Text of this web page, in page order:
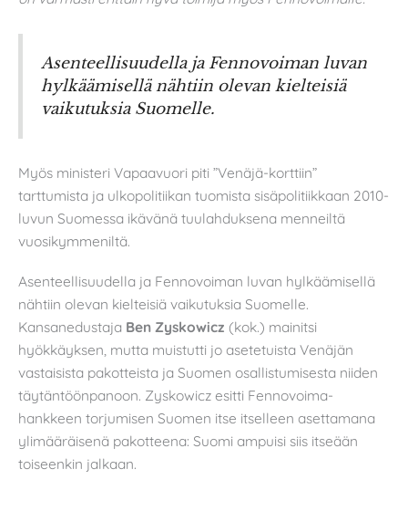
Asenteellisuudella ja Fennovoiman luvan
hylkäämisellä nähtiin olevan kielteisiä
vaikutuksia Suomelle.
Myös ministeri Vapaavuori piti ”Venäjä-korttiin”
tarttumista ja ulkopolitiikan tuomista sisäpolitiikkaan 2010-
luvun Suomessa ikävänä tuulahduksena menneiltä
vuosikymmeniltä.
Asenteellisuudella ja Fennovoiman luvan hylkäämisellä
nähtiin olevan kielteisiä vaikutuksia Suomelle.
Kansanedustaja Ben Zyskowicz (kok.) mainitsi
hyökkäyksen, mutta muistutti jo asetetuista Venäjän
vastaisista pakotteista ja Suomen osallistumisesta niiden
täytäntöönpanoon. Zyskowicz esitti Fennovoima-
hankkeen torjumisen Suomen itse itselleen asettamana
ylimääräisenä pakotteena: Suomi ampuisi siis itseään
toiseenkin jalkaan.